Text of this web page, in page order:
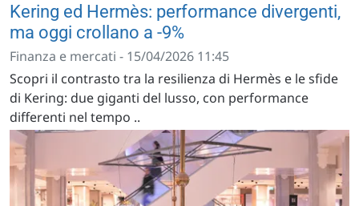
Kering ed Hermès: performance divergenti,
ma oggi crollano a -9%
Finanza e mercati - 15/04/2026 11:45
Scopri il contrasto tra la resilienza di Hermès e le sfide
di Kering: due giganti del lusso, con performance
differenti nel tempo ..